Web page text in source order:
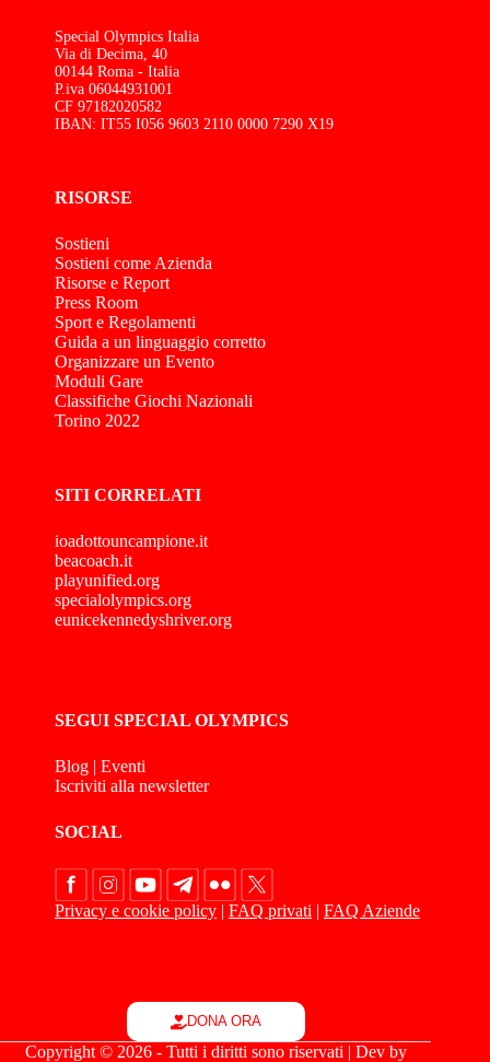
Special Olympics Italia
Via di Decima, 40
00144 Roma - Italia
P.iva 06044931001
CF 97182020582
IBAN: IT55 I056 9603 2110 0000 7290 X19
RISORSE
Sostieni
Sostieni come Azienda
Risorse e Report
Press Room
Sport e Regolamenti
Guida a un linguaggio corretto
Organizzare un Evento
Moduli Gare
Classifiche Giochi Nazionali
Torino 2022
SITI CORRELATI
ioadottouncampione.it
beacoach.it
playunified.org
specialolympics.org
eunicekennedyshriver.org
SEGUI SPECIAL OLYMPICS
Blog | Eventi
Iscriviti alla newsletter
SOCIAL
Privacy e cookie policy | FAQ privati | FAQ Aziende
DONA ORA
Copyright © 2026 - Tutti i diritti sono riservati | Dev by